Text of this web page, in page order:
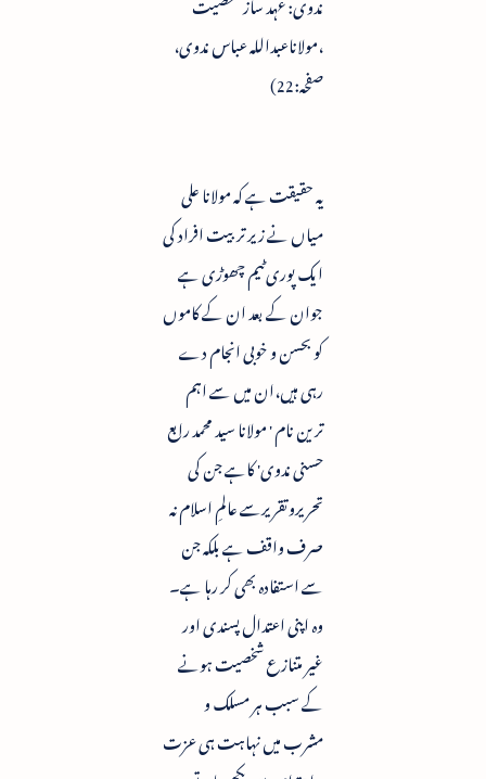
،مولاناعبداللہ عباس ندوی،
صفحہ:22)
یہ حقیقت ہے کہ مولانا علی
میاں نے زیر تربیت افراد کی
ایک پوری ٹیم چھوڑی ہے
جوان کے بعد ان کے کاموں
کو بحسن و خوبی انجام دے
رہی ہیں،ان میں سے اہم
ترین نام ' مولانا سید محمد رابع
حسنی ندوی' کاہے جن کی
تحریروتقریرسے عالمِ اسلام نہ
صرف واقف ہے بلکہ جن
سے استفادہ بھی کر رہا ہے۔
وہ اپنی اعتدال پسندی اور
غیر متنازع شخصیت ہونے
کے سبب ہر مسلک و
مشرب میں نہاہت ہی عزت